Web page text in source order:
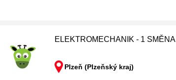
ELEKTROMECHANIK - 1 SMĚNA
Plzeň (Plzeňský kraj)